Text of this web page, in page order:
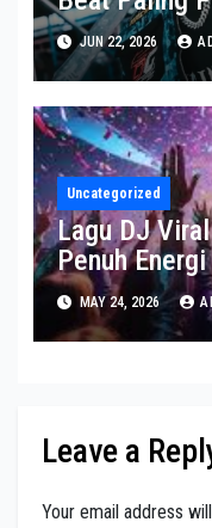
JUN 22, 2026
Uncategorized
Lagu DJ
Penuh Energi
MAY 24, 2026
Leave a
Your email address